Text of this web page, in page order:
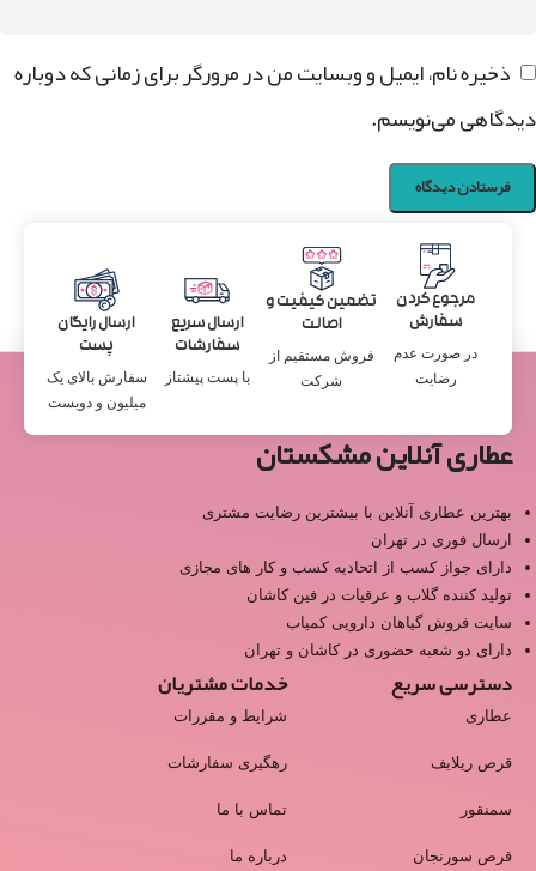
ذخیره نام، ایمیل و وبسایت من در مرورگر برای زمانی که دوباره
دیدگاهی می‌نویسم.
مرجوع کردن
سفارش
در صورت عدم
رضایت
تضمین کیفیت و
اصالت
فروش مستقیم از
شرکت
ارسال سریع
سفارشات
با پست پیشتاز
ارسال رایگان
پست
سفارش بالای یک
میلیون و دویست
عطاری آنلاین مشکستان
بهترین عطاری آنلاین با بیشترین رضایت مشتری
ارسال فوری در تهران
دارای جواز کسب از اتحادیه کسب و کار های مجازی
تولید کننده گلاب و عرقیات در فین کاشان
سایت فروش گیاهان دارویی کمیاب
دارای دو شعبه حضوری در کاشان و تهران
دسترسی سریع
عطاری
قرص ریلایف
سمنقور
قرص سورنجان
خدمات مشتریان
شرایط و مقررات
رهگیری سفارشات
تماس با ما
درباره ما